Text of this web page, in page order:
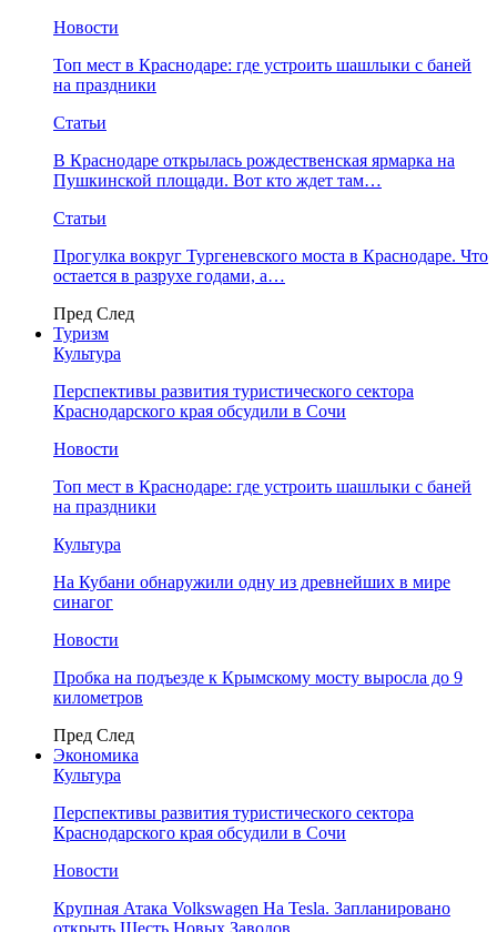
Новости
Топ мест в Краснодаре: где устроить шашлыки с баней
на праздники
Статьи
В Краснодаре открылась рождественская ярмарка на
Пушкинской площади. Вот кто ждет там…
Статьи
Прогулка вокруг Тургеневского моста в Краснодаре. Что
остается в разрухе годами, а…
Пред След
Туризм
Культура
Перспективы развития туристического сектора
Краснодарского края обсудили в Сочи
Новости
Топ мест в Краснодаре: где устроить шашлыки с баней
на праздники
Культура
На Кубани обнаружили одну из древнейших в мире
синагог
Новости
Пробка на подъезде к Крымскому мосту выросла до 9
километров
Пред След
Экономика
Культура
Перспективы развития туристического сектора
Краснодарского края обсудили в Сочи
Новости
Крупная Атака Volkswagen На Tesla. Запланировано
открыть Шесть Новых Заводов